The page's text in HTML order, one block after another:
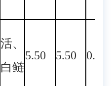
活、
白鲢
5.50 5.50 0.00